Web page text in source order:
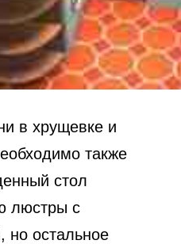
в хрущевке и
также
стол
люстры с
но остальное